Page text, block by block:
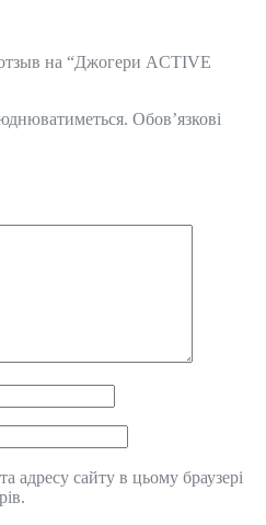
на “Джогери ACTIVE
Обов’язкові
адресу сайту в цьому браузері